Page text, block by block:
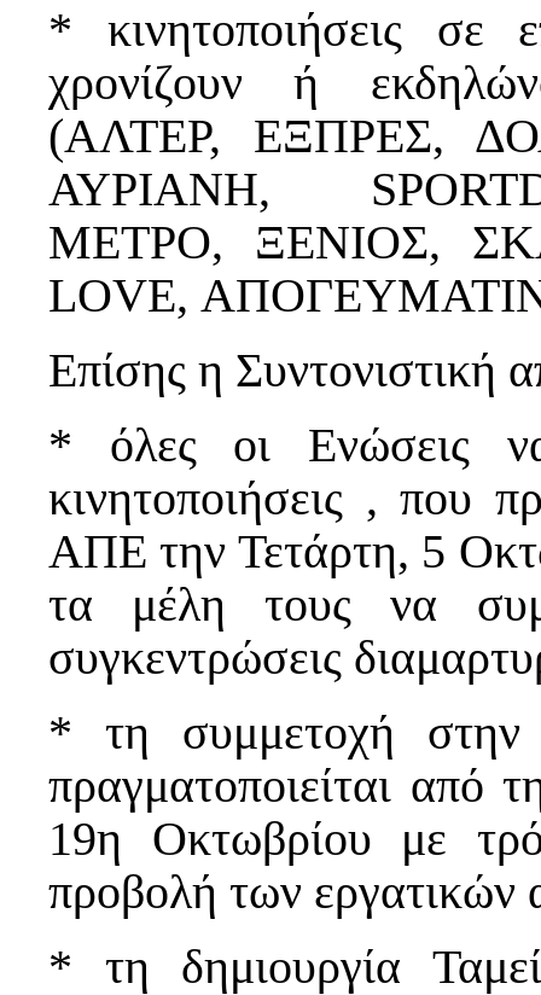
* κινητοποιήσεις σε
χρονίζουν ή
(ΑΛΤΕΡ, ΕΞΠΡΕΣ,
ΑΥΡΙΑΝΗ,
ΜΕΤΡΟ, ΞΕΝΙΟΣ,
LOVE,
Επίσης η Συντονιστική
* όλες οι Ενώσεις να
κινητοποιήσεις , που
ΑΠΕ την Τετάρτη, 5
τα μέλη τους να
συγκεντρώσεις
* τη συμμετοχή στην
πραγματοποιείται
19η Οκτωβρίου με
προβολή των εργατικών
* τη δημιουργία